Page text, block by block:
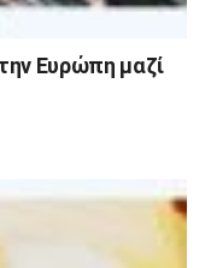
Ευρώπη μαζί